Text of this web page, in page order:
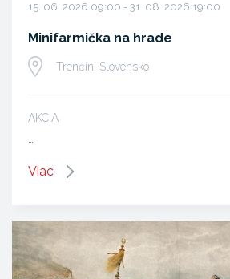
15. 06. 2026 09:00 - 31. 08. 2026 19:00
Minifarmička na hrade
Trenčín, Slovensko
AKCIA
…
Viac